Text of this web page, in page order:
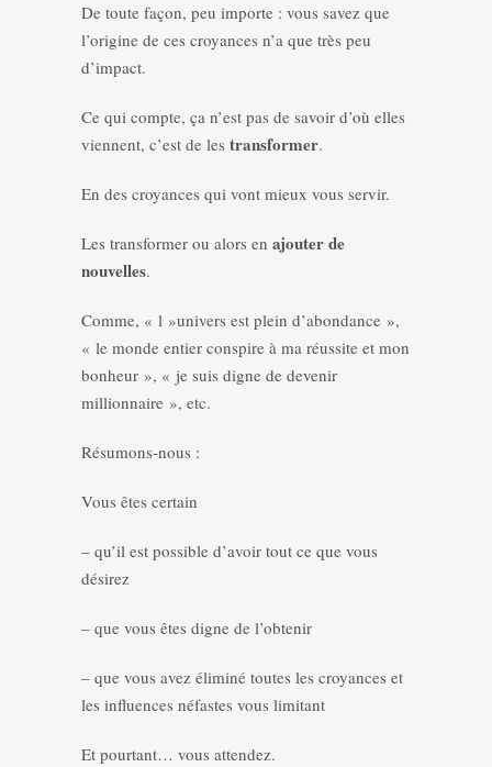
De toute façon, peu importe : vous savez que
l’origine de ces croyances n’a que très peu
d’impact.
Ce qui compte, ça n’est pas de savoir d’où elles
viennent, c’est de les transformer.
En des croyances qui vont mieux vous servir.
Les transformer ou alors en ajouter de
nouvelles.
Comme, « l »univers est plein d’abondance »,
« le monde entier conspire à ma réussite et mon
bonheur », « je suis digne de devenir
millionnaire », etc.
Résumons-nous :
Vous êtes certain
– qu’il est possible d’avoir tout ce que vous
désirez
– que vous êtes digne de l’obtenir
– que vous avez éliminé toutes les croyances et
les influences néfastes vous limitant
Et pourtant… vous attendez.